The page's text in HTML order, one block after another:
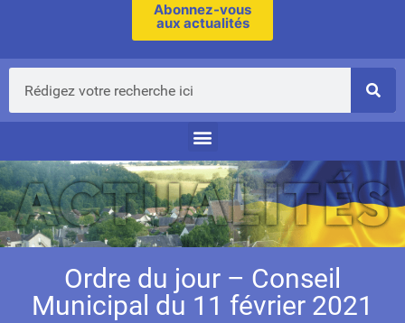
Abonnez-vous
aux actualités
Ordre du jour – Conseil
Municipal du 11 février 2021